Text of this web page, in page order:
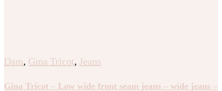
Dam, Gina Tricot, Jeans
Gina Tricot – Low wide front seam jeans – wide jeans –